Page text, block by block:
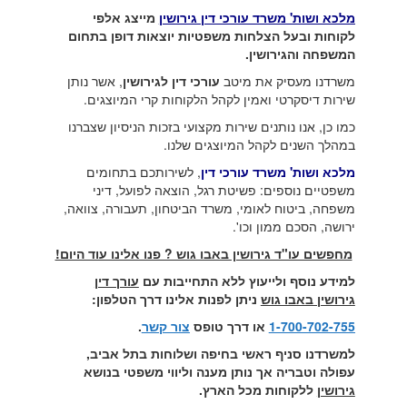
מלכא ושות' משרד עורכי דין גירושין מייצג אלפי
לקוחות ובעל הצלחות משפטיות יוצאות דופן בתחום
המשפחה והגירושין.
משרדנו מעסיק את מיטב עורכי דין לגירושין, אשר נותן
שירות דיסקרטי ואמין לקהל הלקוחות קרי המיוצגים.
כמו כן, אנו נותנים שירות מקצועי בזכות הניסיון שצברנו
במהלך השנים לקהל המיוצגים שלנו.
מלכא ושות' משרד עורכי דין, לשירותכם בתחומים
משפטיים נוספים: פשיטת רגל, הוצאה לפועל, דיני
משפחה, ביטוח לאומי, משרד הביטחון, תעבורה, צוואה,
ירושה, הסכם ממון וכו'.
מחפשים עו"ד גירושין באבו גוש ? פנו אלינו עוד היום!
למידע נוסף ולייעוץ ללא התחייבות עם עורך דין
גירושין באבו גוש ניתן לפנות אלינו דרך הטלפון:
1-700-702-755 או דרך טופס צור קשר.
למשרדנו סניף ראשי בחיפה ושלוחות בתל אביב,
עפולה וטבריה אך נותן מענה וליווי משפטי בנושא
גירושין ללקוחות מכל הארץ.